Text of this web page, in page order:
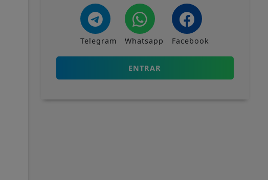
Telegram Whatsapp Facebook
ENTRAR